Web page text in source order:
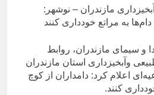
مازندران – نوشهر:
به مراتع خودداری کنند
سیمای مازندران، روابط
وآبخیزداری استان مازندران
اعلام کرد: دامداران از کوچ
کنند.